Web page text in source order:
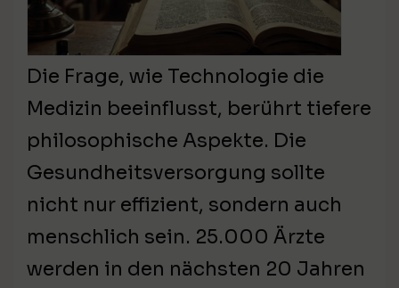
Die Frage, wie Technologie die
Medizin beeinflusst, berührt tiefere
philosophische Aspekte. Die
Gesundheitsversorgung sollte
nicht nur effizient, sondern auch
menschlich sein. 25.000 Ärzte
werden in den nächsten 20 Jahren